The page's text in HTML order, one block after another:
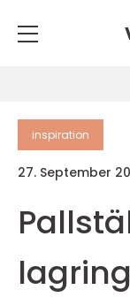
inspiration
27. September